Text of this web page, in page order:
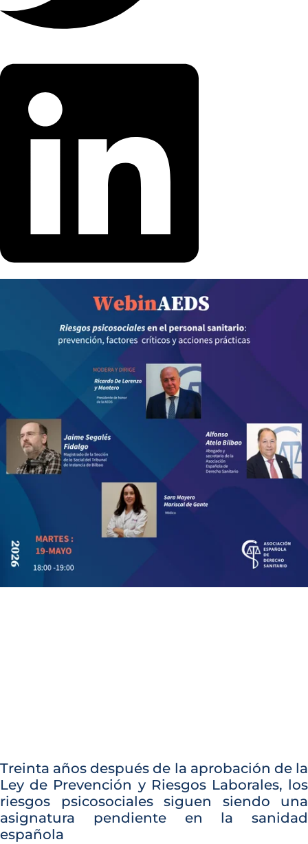
Treinta años después de la aprobación de la
Ley de Prevención y Riesgos Laborales, los
riesgos psicosociales siguen siendo una
asignatura pendiente en la sanidad
española